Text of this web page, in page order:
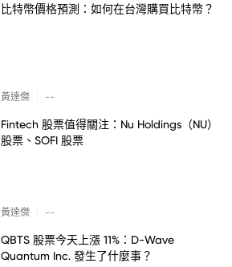
比特幣價格預測：如何在台灣購買比特幣？
黃達傑 --
Fintech 股票值得關注：Nu Holdings（NU）
股票、SOFI 股票
黃達傑 --
QBTS 股票今天上漲 11%：D-Wave
Quantum Inc. 發生了什麼事？